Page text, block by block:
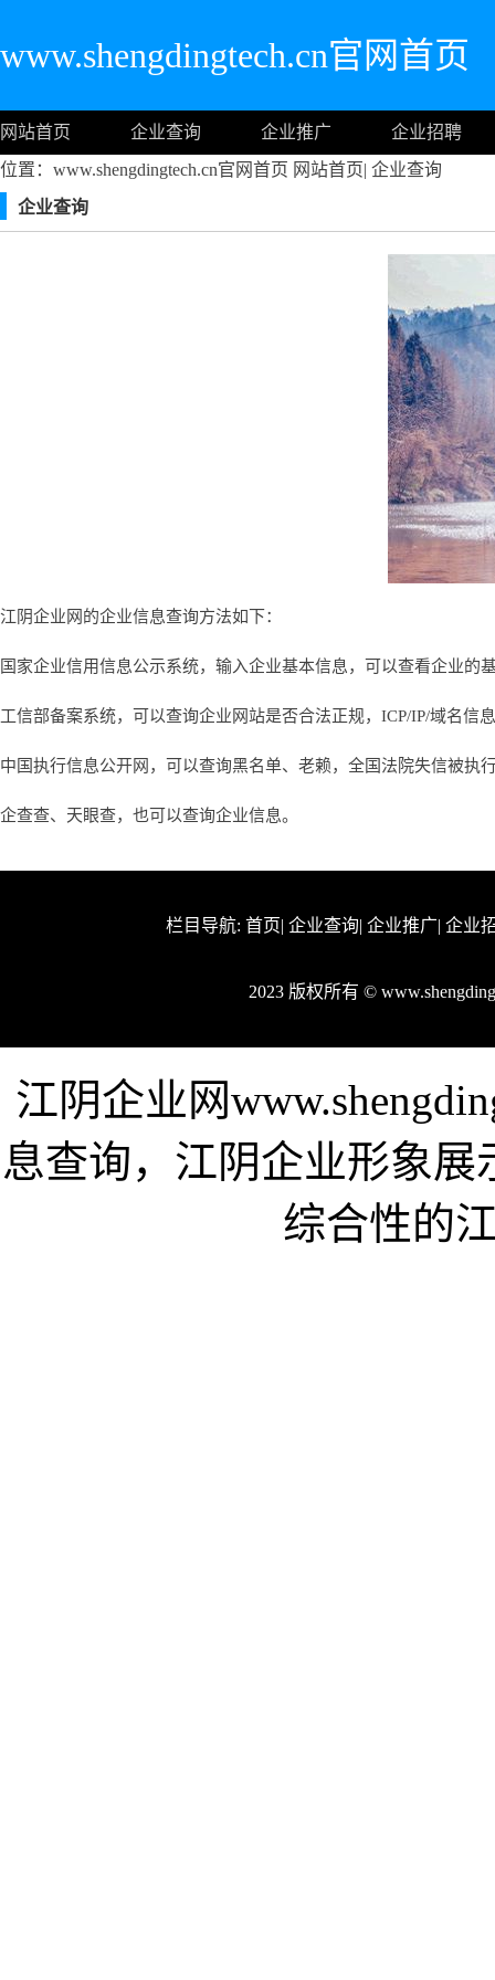
www.shengdingtech.cn官网首页
网站首页 企业查询 企业推广
企业招聘
位置：www.shengdingtech.cn官网首页 网站首页| 企业查询
企业查询
江阴企业网的企业信息查询方法如下：
国家企业信用信息公示系统，输入企业基本信息，可以查看企业的
工信部备案系统，可以查询企业网站是否合法正规，ICP/IP/域名信
中国执行信息公开网，可以查询黑名单、老赖，全国法院失信被执
企查查、天眼查，也可以查询企业信息。
栏目导航: 首页| 企业查询| 企业推广| 企业
2023 版权所有 ©
江阴企业网
息查询，江阴企业形象
综合性的